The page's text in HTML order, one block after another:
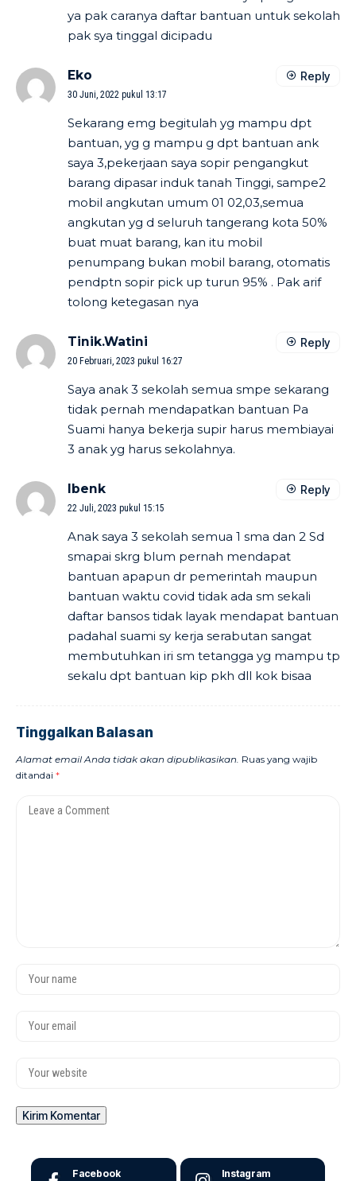
ya pak caranya daftar bantuan untuk sekolah
pak sya tinggal dicipadu
Eko
30 Juni, 2022 pukul 13:17
Sekarang emg begitulah yg mampu dpt
bantuan, yg g mampu g dpt bantuan ank
saya 3,pekerjaan saya sopir pengangkut
barang dipasar induk tanah Tinggi, sampe2
mobil angkutan umum 01 02,03,semua
angkutan yg d seluruh tangerang kota 50%
buat muat barang, kan itu mobil
penumpang bukan mobil barang, otomatis
pendptn sopir pick up turun 95% . Pak arif
tolong ketegasan nya
Reply
Tinik.Watini
20 Februari, 2023 pukul 16:27
Saya anak 3 sekolah semua smpe sekarang
tidak pernah mendapatkan bantuan Pa
Suami hanya bekerja supir harus membiayai
3 anak yg harus sekolahnya.
Reply
Ibenk
22 Juli, 2023 pukul 15:15
Anak saya 3 sekolah semua 1 sma dan 2 Sd
smapai skrg blum pernah mendapat
bantuan apapun dr pemerintah maupun
bantuan waktu covid tidak ada sm sekali
daftar bansos tidak layak mendapat bantuan
padahal suami sy kerja serabutan sangat
membutuhkan iri sm tetangga yg mampu tp
sekalu dpt bantuan kip pkh dll kok bisaa
Reply
Tinggalkan Balasan
Alamat email Anda tidak akan dipublikasikan. Ruas yang wajib
ditandai *
Facebook Instagram